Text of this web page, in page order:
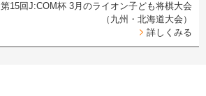
第15回J:COM杯 3月のライオン子ども将棋大会
（九州・北海道大会）
詳しくみる